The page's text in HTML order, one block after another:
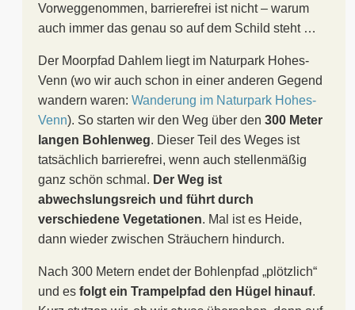
Vorweggenommen, barrierefrei ist nicht – warum
auch immer das genau so auf dem Schild steht …
Der Moorpfad Dahlem liegt im Naturpark Hohes-
Venn (wo wir auch schon in einer anderen Gegend
wandern waren: Wanderung im Naturpark Hohes-
Venn). So starten wir den Weg über den 300 Meter
langen Bohlenweg. Dieser Teil des Weges ist
tatsächlich barrierefrei, wenn auch stellenmäßig
ganz schön schmal. Der Weg ist
abwechslungsreich und führt durch
verschiedene Vegetationen. Mal ist es Heide,
dann wieder zwischen Sträuchern hindurch.
Nach 300 Metern endet der Bohlenpfad „plötzlich“
und es folgt ein Trampelpfad den Hügel hinauf.